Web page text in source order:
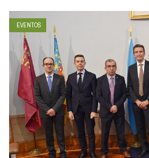
EVENTOS